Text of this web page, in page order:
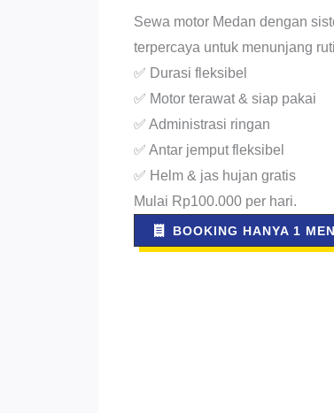
Sewa motor Medan dengan
terpercaya untuk menunjang
✅ Durasi fleksibel
✅ Motor terawat & siap pakai
✅ Administrasi ringan
✅ Antar jemput fleksibel
✅ Helm & jas hujan gratis
Mulai Rp100.000 per hari.
BOOKING HANYA 1